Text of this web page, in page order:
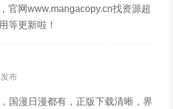
官网www.mangacopy.cn找资源超
等更新啦！
布
国漫日漫都有，正版下载清晰，界